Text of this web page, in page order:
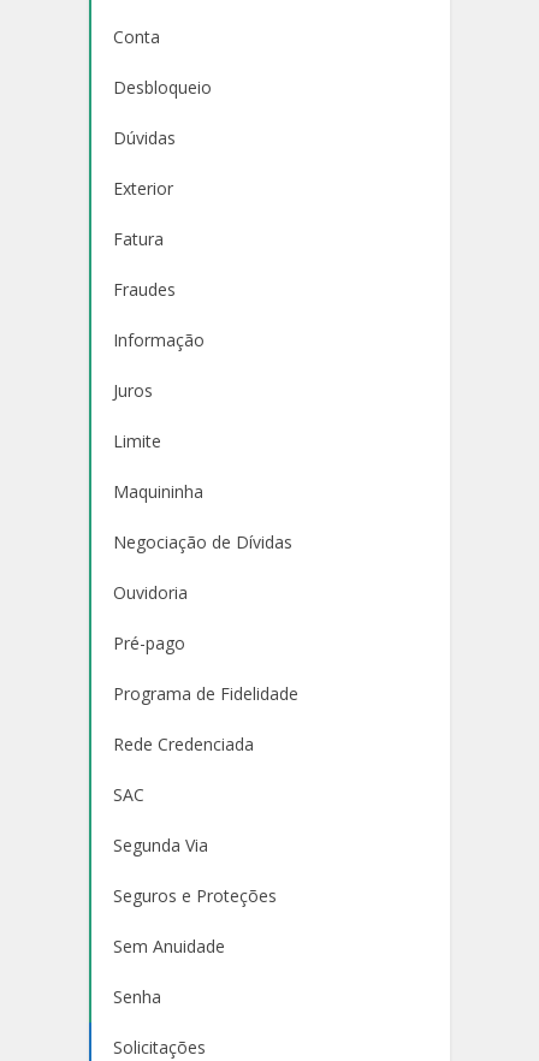
Conta
Desbloqueio
Dúvidas
Exterior
Fatura
Fraudes
Informação
Juros
Limite
Maquininha
Negociação de Dívidas
Ouvidoria
Pré-pago
Programa de Fidelidade
Rede Credenciada
SAC
Segunda Via
Seguros e Proteções
Sem Anuidade
Senha
Solicitações